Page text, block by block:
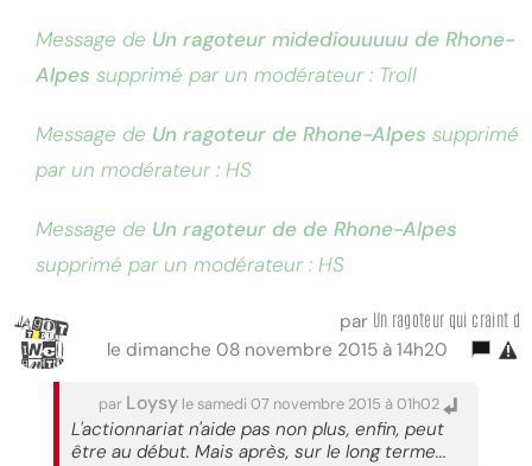
Message de Un ragoteur midediouuuuu de Rhone-
Alpes supprimé par un modérateur : Troll
Message de Un ragoteur de Rhone-Alpes supprimé
par un modérateur : HS
Message de Un ragoteur de de Rhone-Alpes
supprimé par un modérateur : HS
par Un ragoteur qui craint d
le dimanche 08 novembre 2015 à 14h20
par Loysy le samedi 07 novembre 2015 à 01h02
L'actionnariat n'aide pas non plus, enfin, peut
être au début. Mais après, sur le long terme...